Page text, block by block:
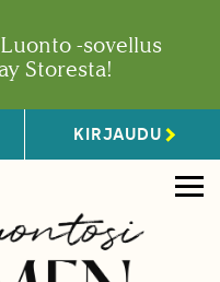
-sovellus
Storesta!
KIRJAUDU